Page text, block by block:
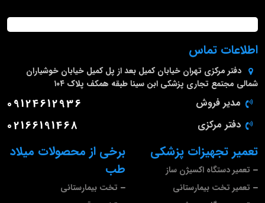
برخی از محصولات میلاد
طب
تخت بیمارستانی
تعمیر تجهیزات پزشکی
تعمیر دستگاه اکسیژن ساز
تعمیر تخت بیمارستانی
اطلاعات تماس
دفتر مرکزی تهران خیابان کمیل بعد از پل کمیل خیابان خوشیاران
شمالی مجتمع تجاری پزشکی ابن سینا طبقه همکف پلاک ۱۰۴
مدیر فروش 09124612936
دفتر مرکزی 02166191468